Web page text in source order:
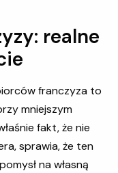
realne
franczyza to
mniejszym
fakt, że nie
sprawia, że ten
na własną